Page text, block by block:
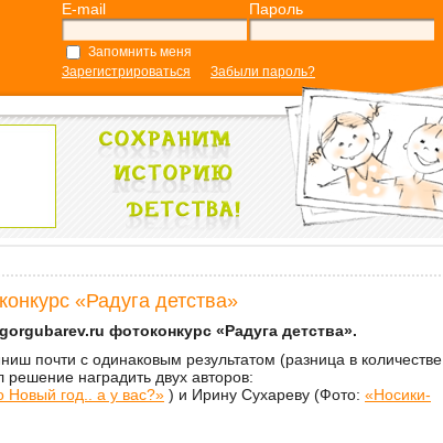
E-mail Пароль
Запомнить меня
Зарегистрироваться
Забыли пароль?
«Радуга детства»
фотоконкурс «Радуга детства».
почти с одинаковым результатом (разница в количестве
решение наградить двух авторов:
Новый год.. а у вас?» ) и Ирину Сухареву (Фото: «Носики-